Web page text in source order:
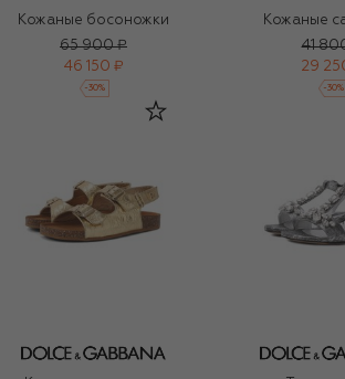
Кожаные босоножки
65 900 ₽
46 150 ₽
-30%
Кожаные
41
29
-30%